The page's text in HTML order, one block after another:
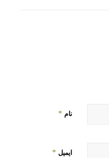
نام *
ایمیل *